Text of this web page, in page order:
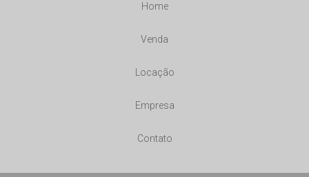
Home
Venda
Locação
Empresa
Contato